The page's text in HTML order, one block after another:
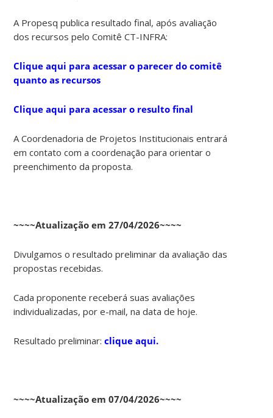
A Propesq publica resultado final, após avaliação
dos recursos pelo Comitê CT-INFRA:
Clique aqui para acessar o parecer do comitê
quanto as recursos
Clique aqui para acessar o resulto final
A Coordenadoria de Projetos Institucionais entrará
em contato com a coordenação para orientar o
preenchimento da proposta.
~~~~Atualização em 27/04/2026~~~~
Divulgamos o resultado preliminar da avaliação das
propostas recebidas.
Cada proponente receberá suas avaliações
individualizadas, por e-mail, na data de hoje.
Resultado preliminar:clique aqui.
~~~~Atualização em 07/04/2026~~~~